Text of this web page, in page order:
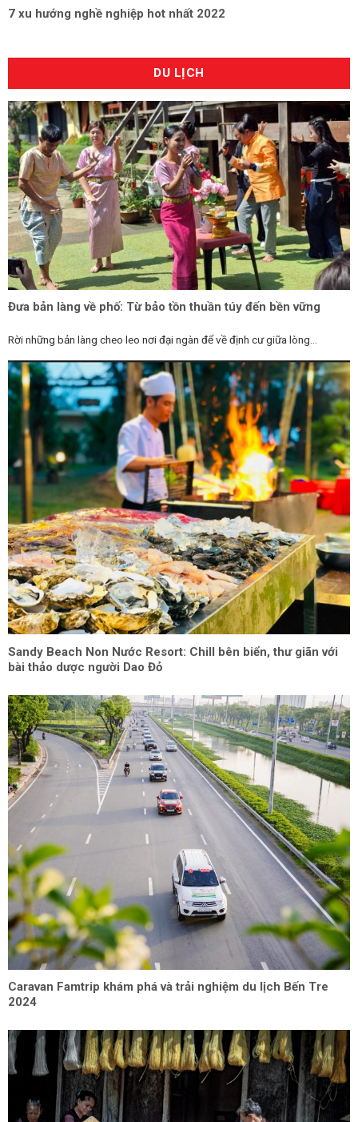
7 xu hướng nghề nghiệp hot nhất 2022
DU LỊCH
Đưa bản làng về phố: Từ bảo tồn thuần túy đến bền vững
Rời những bản làng cheo leo nơi đại ngàn để về định cư giữa lòng...
Sandy Beach Non Nước Resort: Chill bên biển, thư giãn với
bài thảo dược người Dao Đỏ
Caravan Famtrip khám phá và trải nghiệm du lịch Bến Tre
2024